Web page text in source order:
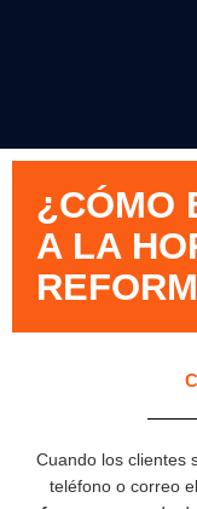
¿CÓMO
A LA
Cuando los clientes
teléfono o correo